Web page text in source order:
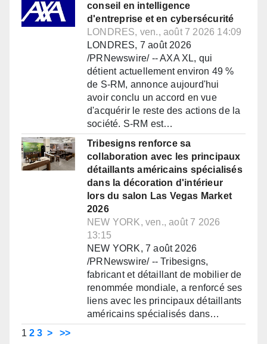
conseil en intelligence
d'entreprise et en cybersécurité
LONDRES, ven., août 7 2026 14:09
LONDRES, 7 août 2026
/PRNewswire/ -- AXA XL, qui
détient actuellement environ 49 %
de S-RM, annonce aujourd'hui
avoir conclu un accord en vue
d'acquérir le reste des actions de la
société. S-RM est…
Tribesigns renforce sa
collaboration avec les principaux
détaillants américains spécialisés
dans la décoration d'intérieur
lors du salon Las Vegas Market
2026
NEW YORK, ven., août 7 2026
13:15
NEW YORK, 7 août 2026
/PRNewswire/ -- Tribesigns,
fabricant et détaillant de mobilier de
renommée mondiale, a renforcé ses
liens avec les principaux détaillants
américains spécialisés dans…
1 2 3 > >>